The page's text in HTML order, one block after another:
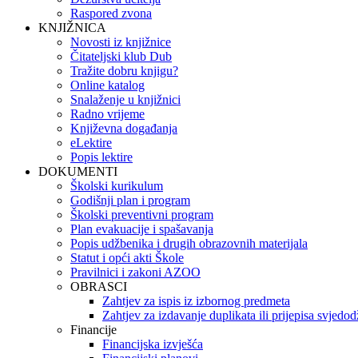
Raspored zvona
KNJIŽNICA
Novosti iz knjižnice
Čitateljski klub Dub
Tražite dobru knjigu?
Online katalog
Snalaženje u knjižnici
Radno vrijeme
Književna događanja
eLektire
Popis lektire
DOKUMENTI
Školski kurikulum
Godišnji plan i program
Školski preventivni program
Plan evakuacije i spašavanja
Popis udžbenika i drugih obrazovnih materijala
Statut i opći akti Škole
Pravilnici i zakoni AZOO
OBRASCI
Zahtjev za ispis iz izbornog predmeta
Zahtjev za izdavanje duplikata ili prijepisa
Financije
Financijska izvješća